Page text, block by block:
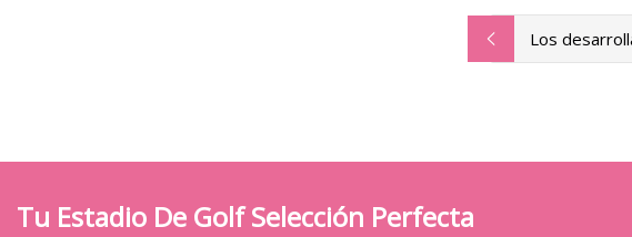
Los
Tu Estadio De Golf Selección Perfecta